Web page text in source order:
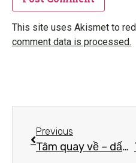
This site uses Akismet to
comment data is processed.
Previous
Tâm quay về – dấu hiệu của sự trưởng thành trong đạo